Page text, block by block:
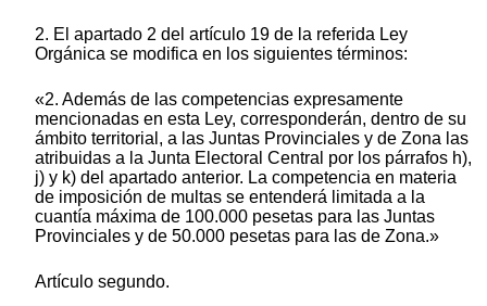
2. El apartado 2 del artículo 19 de la referida Ley
Orgánica se modifica en los siguientes términos:
«2. Además de las competencias expresamente
mencionadas en esta Ley, corresponderán, dentro de su
ámbito territorial, a las Juntas Provinciales y de Zona las
atribuidas a la Junta Electoral Central por los párrafos h),
j) y k) del apartado anterior. La competencia en materia
de imposición de multas se entenderá limitada a la
cuantía máxima de 100.000 pesetas para las Juntas
Provinciales y de 50.000 pesetas para las de Zona.»
Artículo segundo.